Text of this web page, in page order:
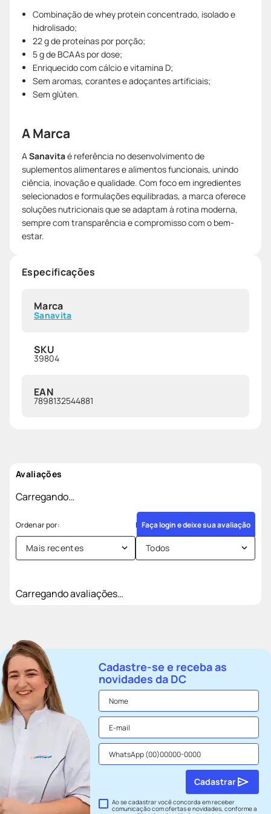
Combinação de whey protein concentrado, isolado e
hidrolisado;
22 g de proteínas por porção;
5 g de BCAAs por dose;
Enriquecido com cálcio e vitamina D;
Sem aromas, corantes e adoçantes artificiais;
Sem glúten.
A Marca
ASanavitaé referência no desenvolvimento de
suplementos alimentares e alimentos funcionais, unindo
ciência, inovação e qualidade. Com foco em ingredientes
selecionados e formulações equilibradas, a marca oferece
soluções nutricionais que se adaptam à rotina moderna,
sempre com transparência e compromisso com o bem-
estar.
Especificações
Marca
Sanavita
SKU
39804
EAN
7898132544881
Avaliações
Carregando…
Faça login e deixe sua avaliação
Mais recentes Todos
Carregando avaliações…
Cadastre-se e receba as
novidades da DC
Ao se cadastrar você concorda em receber
comunicação com ofertas e novidades, conforme a
Cadastrar